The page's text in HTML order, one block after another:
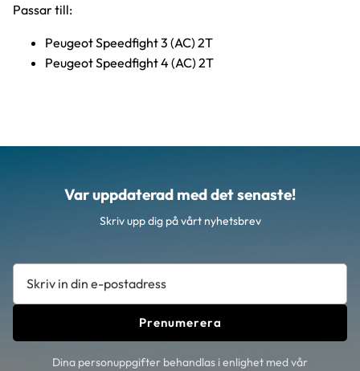
Passar till:
Peugeot Speedfight 3 (AC) 2T
Peugeot Speedfight 4 (AC) 2T
Var uppdaterad med det senaste!
Skriv upp dig på vårt nyhetsbrev
Prenumerera
Dina personuppgifter behandlas i enlighet med vår